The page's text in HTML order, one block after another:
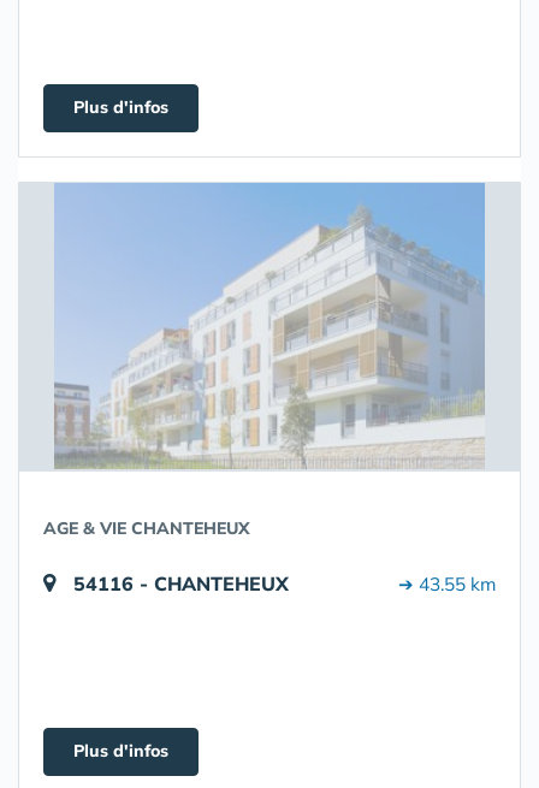
Plus d'infos
AGE & VIE CHANTEHEUX
54116 - CHANTEHEUX ➔ 43.55 km
Plus d'infos